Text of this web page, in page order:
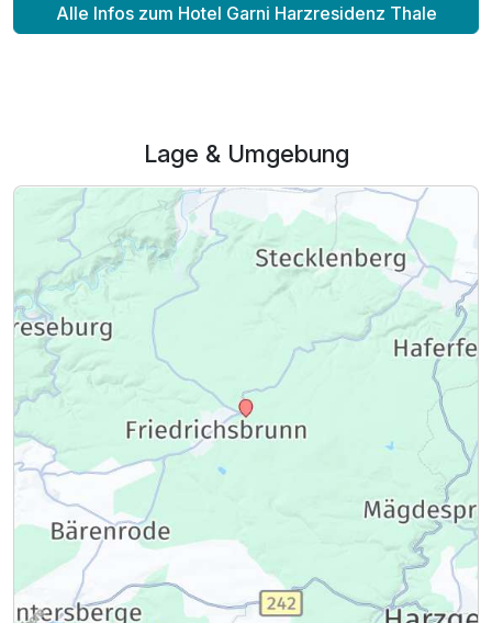
Alle Infos zum Hotel Garni Harzresidenz Thale
Lage & Umgebung